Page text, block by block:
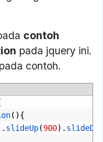
contoh
pada jquery ini.
contoh.
(){
slideUp(900).